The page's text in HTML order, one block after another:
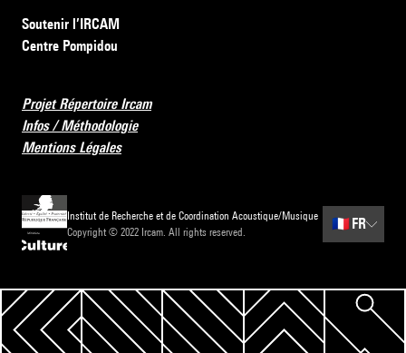
Soutenir l’IRCAM
Centre Pompidou
Projet Répertoire Ircam
Infos / Méthodologie
Mentions Légales
Institut de Recherche et de Coordination Acoustique/Musique
Copyright © 2022 Ircam. All rights reserved.
🇫🇷 FR